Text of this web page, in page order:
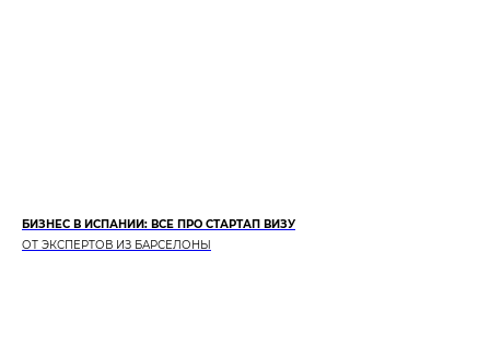
БИЗНЕС В ИСПАНИИ: ВСЕ ПРО СТАРТАП ВИЗУ
ОТ ЭКСПЕРТОВ ИЗ БАРСЕЛОНЫ